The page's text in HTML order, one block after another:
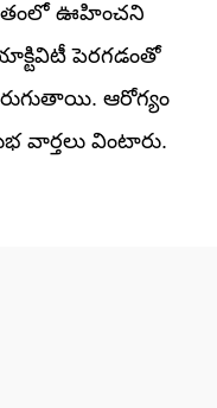
ఊహించని
పెరగడంతో
ఆరోగ్యం
వార్తలు వింటారు.